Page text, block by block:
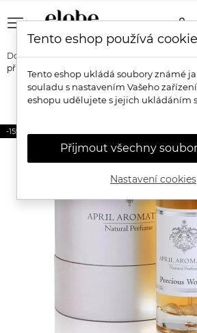
menu person
Domů Značky April Aromatics
April
přírodní parfém
-15%
Tento eshop používá
Tento eshop ukládá soubory známé
souladu s nastavením Vašeho
eshopu udělujete s jejich ukládáním
Přijmout všechny
Nastavení cookies